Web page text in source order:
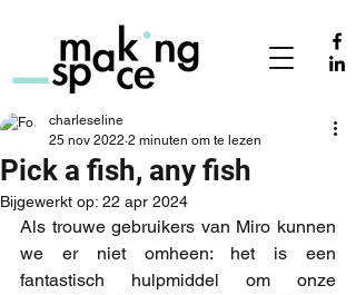
Pick a fish, any fish
charleseline
25 nov 2022 2 minuten om te lezen
Bijgewerkt op: 22 apr 2024
Als trouwe gebruikers van Miro kunnen
we er niet omheen: het is een
fantastisch hulpmiddel om onze